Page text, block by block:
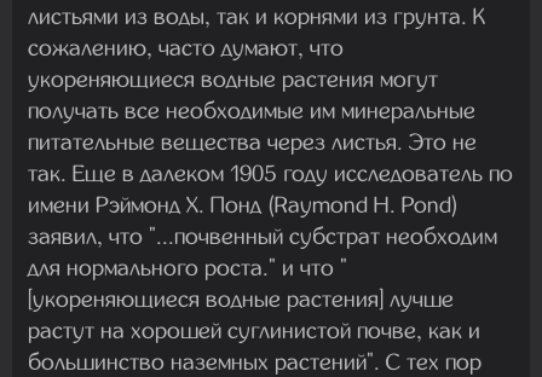
листьями из воды, так и корнями из грунта. К
сожалению, часто думают, что
укореняющиеся водные растения могут
получать все необходимые им минеральные
питательные вещества через листья. Это не
так. Еще в далеком 1905 году исследователь по
имени Рэймонд Х. Понд (Raymond H. Pond)
заявил, что "...почвенный субстрат необходим
для нормального роста." и что "
[укореняющиеся водные растения] лучше
растут на хорошей суглинистой почве, как и
большинство наземных растений". С тех пор